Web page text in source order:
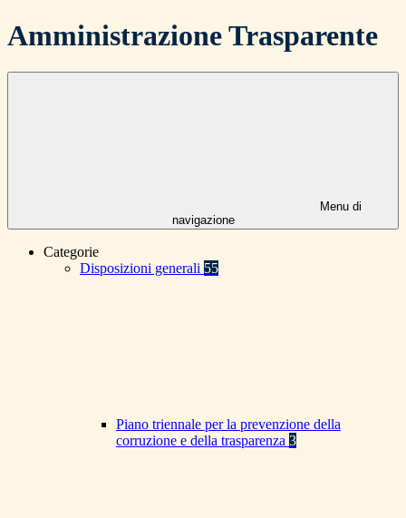
Amministrazione Trasparente
Menu di
navigazione
Categorie
Disposizioni generali 55
Piano triennale per la prevenzione della
corruzione e della trasparenza 3